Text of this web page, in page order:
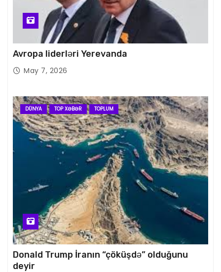
Avropa liderləri Yerevanda
May 7, 2026
DÜNYA TOP XƏBƏR TOPLUM
Donald Trump İranın “çöküşdə” olduğunu
deyir